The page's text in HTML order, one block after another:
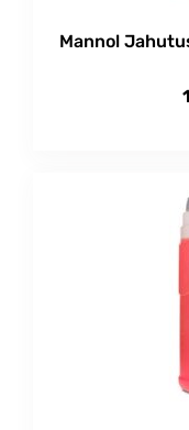
Mannol